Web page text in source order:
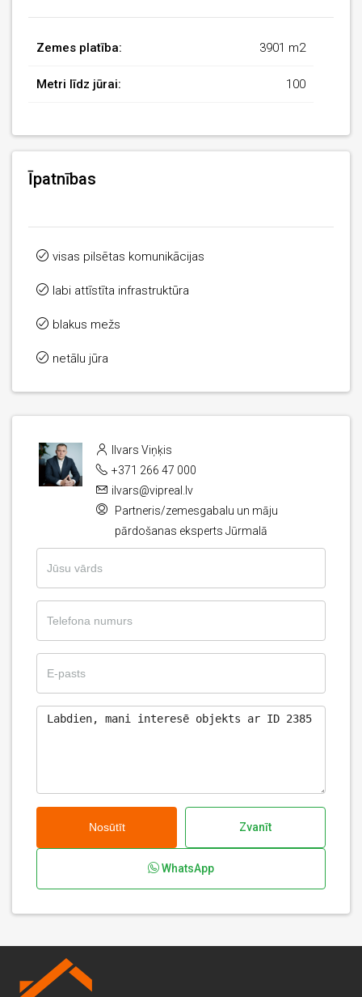
Zemes platība: 3901 m2
Metri līdz jūrai: 100
Īpatnības
visas pilsētas komunikācijas
labi attīstīta infrastruktūra
blakus mežs
netālu jūra
Ilvars Viņķis
+371 266 47 000
ilvars@vipreal.lv
Partneris/zemesgabalu un māju
pārdošanas eksperts Jūrmalā
Nosūtīt Zvanīt
WhatsApp